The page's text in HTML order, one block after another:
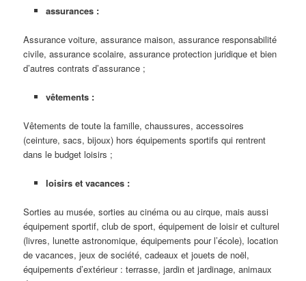
assurances :
Assurance voiture, assurance maison, assurance responsabilité
civile, assurance scolaire, assurance protection juridique et bien
d’autres contrats d’assurance ;
vêtements :
Vêtements de toute la famille, chaussures, accessoires
(ceinture, sacs, bijoux) hors équipements sportifs qui rentrent
dans le budget loisirs ;
loisirs et vacances :
Sorties au musée, sorties au cinéma ou au cirque, mais aussi
équipement sportif, club de sport, équipement de loisir et culturel
(livres, lunette astronomique, équipements pour l’école), location
de vacances, jeux de société, cadeaux et jouets de noël,
équipements d’extérieur : terrasse, jardin et jardinage, animaux